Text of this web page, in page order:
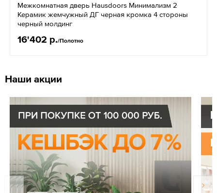
Межкомнатная дверь Hausdoors Минимализм 2
Керамик жемчужный ДГ черная кромка 4 стороны
черный молдинг
16'402 р./Полотно
Наши акции